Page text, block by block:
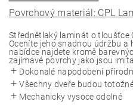
Povrchový materiál: CPL
Střednětlaký laminát o tloušťce
Oceníte jeho snadnou údržbu
nabídce najdete kromě
zajímavé povrchy jako jsou
Dokonalé napodobení
Všechny dveře budou
Mechanicky vysoce odolné